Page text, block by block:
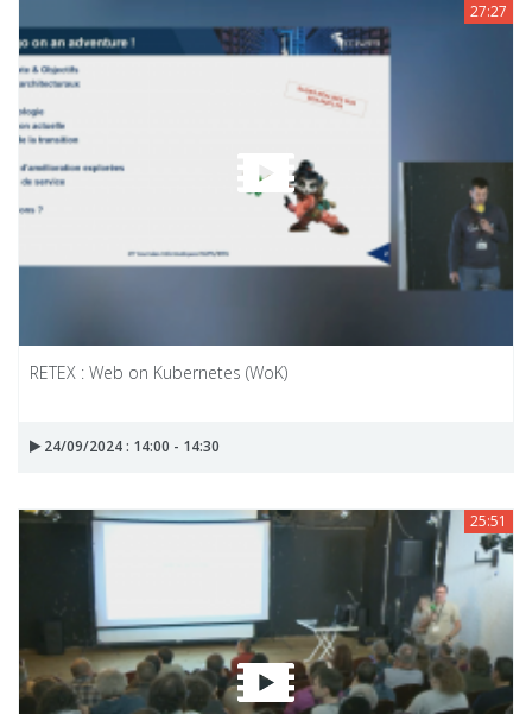
27:27
RETEX : Web on Kubernetes (WoK)
24/09/2024 : 14:00 - 14:30
25:51